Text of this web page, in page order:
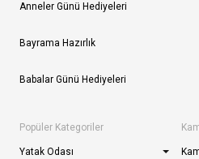
Anneler Günü Hediyeleri
Bayrama Hazırlık
Babalar Günü Hediyeleri
Popüler Kategoriler
Yatak Odası